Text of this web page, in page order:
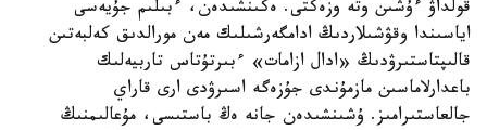
قولداۋ ءۇشىن وتە وزەكتى. ەكىنشىدەن، ءبىلىم جۇيەسى
اياسىندا وقۋشىلاردىڭ ادامگەرشىلىك مەن مورالدىق كەلبەتىن
قالىپتاستىرۋدىڭ «ادال ازامات» ءبىرتۇتاس تاربيەلىك
باعدارلاماسىن مازمۇندى جۇزەگە اسىرۋدى ارى قاراي
جالعاستىرامىز. ۇشىنشىدەن جانە ەڭ باستىسى، مۇعالىمنىڭ